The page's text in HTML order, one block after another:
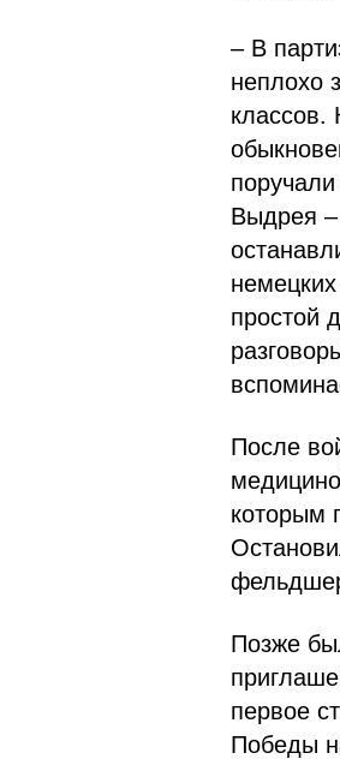
– В
неплохо
классов.
Выдрея –
простой
После
которым
Позже
первое
Победы